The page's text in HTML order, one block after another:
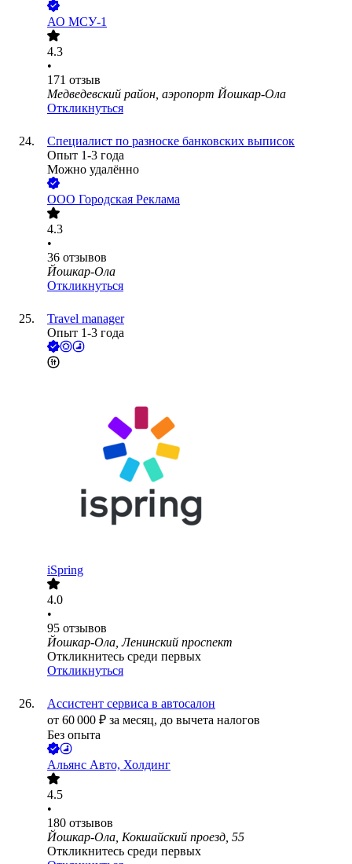
АО МСУ-1
4.3
•
171 отзыв
Медведевский район, аэропорт Йошкар-Ола
Откликнуться
Специалист по разноске банковских выписок
Опыт 1-3 года
Можно удалённо
ООО Городская Реклама
4.3
•
36 отзывов
Йошкар-Ола
Откликнуться
Travel manager
Опыт 1-3 года
iSpring
4.0
•
95 отзывов
Йошкар-Ола, Ленинский проспект
Откликнитесь среди первых
Откликнуться
Ассистент сервиса в автосалон
от 60 000 ₽ за месяц, до вычета налогов
Без опыта
Альянс Авто, Холдинг
4.5
•
180 отзывов
Йошкар-Ола, Кокшайский проезд, 55
Откликнитесь среди первых